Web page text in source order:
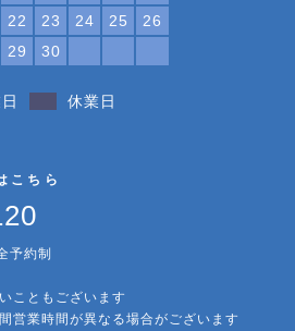
22 23 24 25
26
29 30
休業日
こちら
予約制
こともございます
営業時間が異なる場合がございます